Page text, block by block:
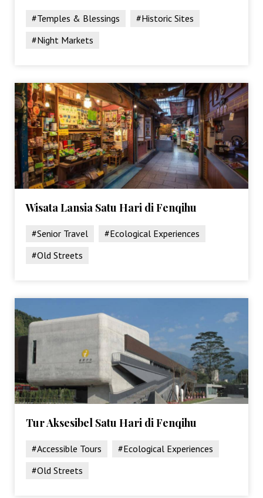
#Temples & Blessings
#Historic Sites
#Night Markets
Wisata Lansia Satu Hari di Fenqihu
#Senior Travel
#Ecological Experiences
#Old Streets
Tur Aksesibel Satu Hari di Fenqihu
#Accessible Tours
#Ecological Experiences
#Old Streets